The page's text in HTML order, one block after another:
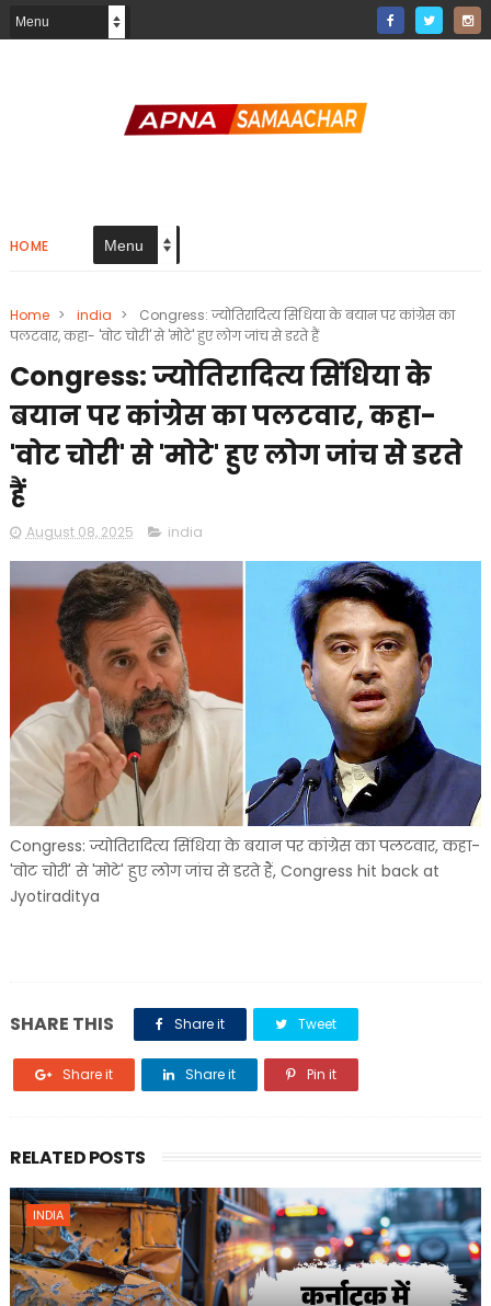
HOME
Home > india >
Congress: ज्योतिरादित्य सिंधिया के बयान पर कांग्रेस का
पलटवार, कहा- 'वोट चोरी' से 'मोटे' हुए लोग जांच से डरते हैं
Congress: ज्योतिरादित्य सिंधिया के
बयान पर कांग्रेस का पलटवार, कहा-
'वोट चोरी' से 'मोटे' हुए लोग जांच से डरते
हैं
August 08, 2025 india
Congress: ज्योतिरादित्य सिंधिया के बयान पर कांग्रेस का पलटवार, कहा-
'वोट चोरी' से 'मोटे' हुए लोग जांच से डरते हैं, Congress hit back at
Jyotiraditya
SHARE THIS Share it Tweet
Share it Share it Pin it
RELATED POSTS
INDIA